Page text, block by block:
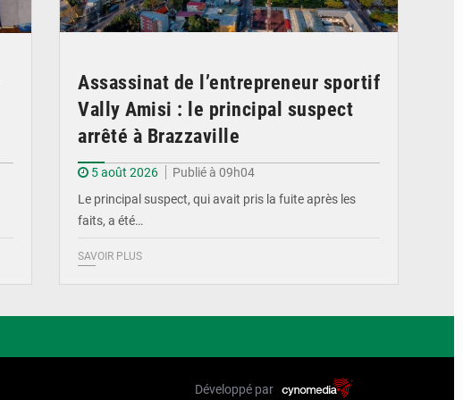
Assassinat de l’entrepreneur sportif
Vally Amisi : le principal suspect
arrêté à Brazzaville
5 août 2026
Publié à 09h04
Le principal suspect, qui avait pris la fuite après les
faits, a été…
SAVOIR PLUS
Développé par